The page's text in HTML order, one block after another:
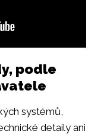
podle
systémů,
detaily ani